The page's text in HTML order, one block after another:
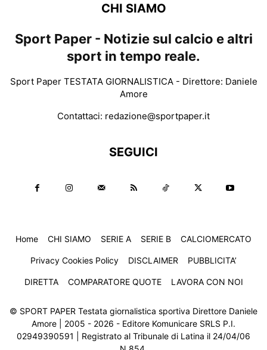
CHI SIAMO
Sport Paper - Notizie sul calcio e altri
sport in tempo reale.
Sport Paper TESTATA GIORNALISTICA - Direttore: Daniele
Amore
Contattaci: redazione@sportpaper.it
SEGUICI
Home CHI SIAMO SERIE A SERIE B CALCIOMERCATO
Privacy Cookies Policy DISCLAIMER PUBBLICITA’
DIRETTA COMPARATORE QUOTE LAVORA CON NOI
© SPORT PAPER Testata giornalistica sportiva Direttore Daniele
Amore | 2005 - 2026 - Editore Komunicare SRLS P.I.
02949390591 | Registrato al Tribunale di Latina il 24/04/06